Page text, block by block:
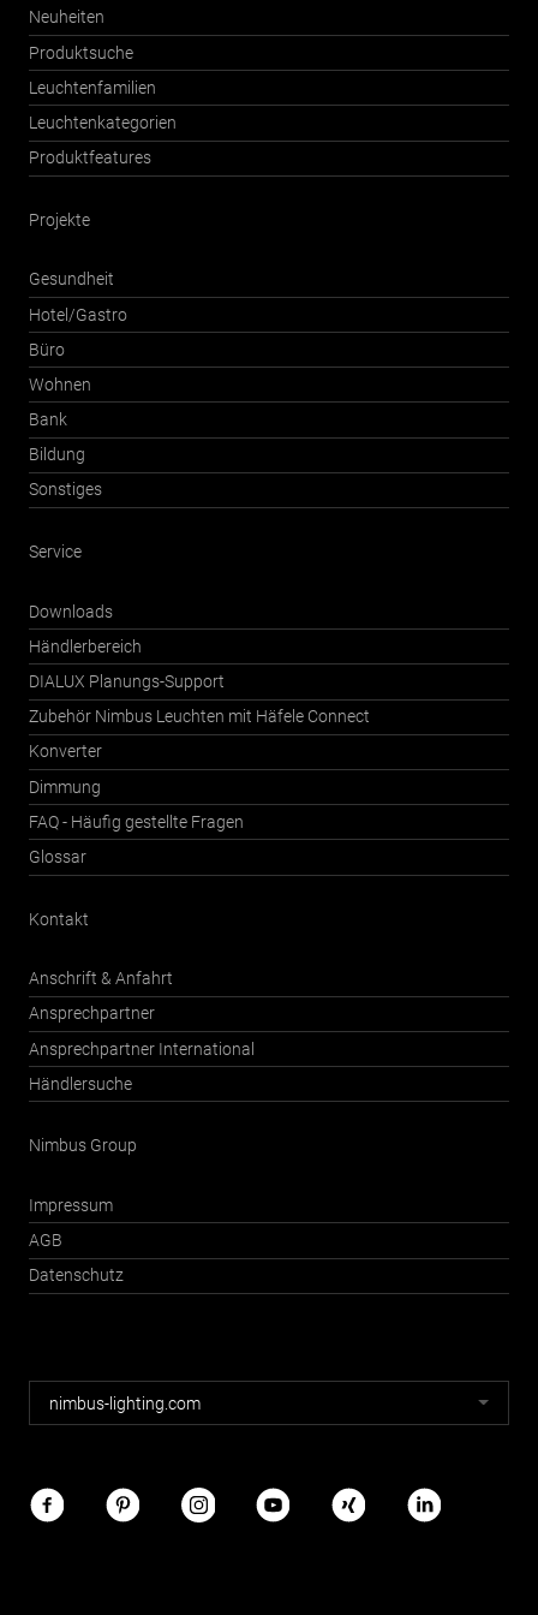
Neuheiten
Produktsuche
Leuchtenfamilien
Leuchtenkategorien
Produktfeatures
Projekte
Gesundheit
Hotel/Gastro
Büro
Wohnen
Bank
Bildung
Sonstiges
Service
Downloads
Händlerbereich
DIALUX Planungs-Support
Zubehör Nimbus Leuchten mit Häfele Connect
Konverter
Dimmung
FAQ - Häufig gestellte Fragen
Glossar
Kontakt
Anschrift & Anfahrt
Ansprechpartner
Ansprechpartner International
Händlersuche
Nimbus Group
Impressum
AGB
Datenschutz
Nimbus
Webseiten
nimbus-lighting.com
Nimbus
im